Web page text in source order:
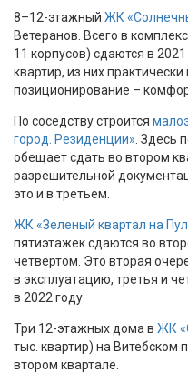
8–12-этажный ЖК
Ветеранов. Всего в
11 корпусов) сдаются в
квартир, из них
позиционирование –
По соседству строится
город. Резиденции» . Здесь
обещает сдать во втором
разрешительной
это и в третьем.
ЖК «Зеленый квартал на
пятиэтажек сдаются во
четвертом. Это вторая
в эксплуатацию, третья и
в 2022 году.
Три 12-этажных дома в ЖК
тыс. квартир) на Витебском
втором квартале.